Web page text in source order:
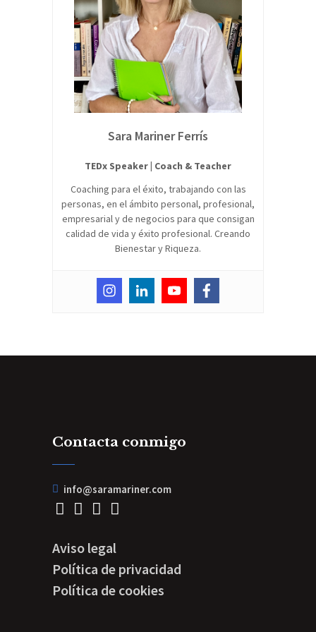
Sara Mariner Ferrís
TEDx Speaker | Coach & Teacher
Coaching para el éxito, trabajando con las
personas, en el ámbito personal, profesional,
empresarial y de negocios para que consigan
calidad de vida y éxito profesional. Creando
Bienestar y Riqueza.
Contacta conmigo
info@saramariner.com
Aviso legal
Política de privacidad
Política de cookies